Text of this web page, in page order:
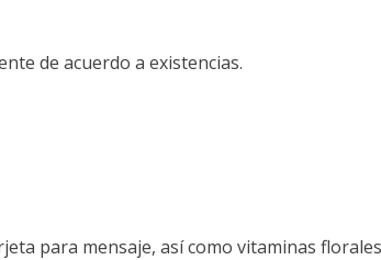
de acuerdo a existencias.
para mensaje, así como vitaminas